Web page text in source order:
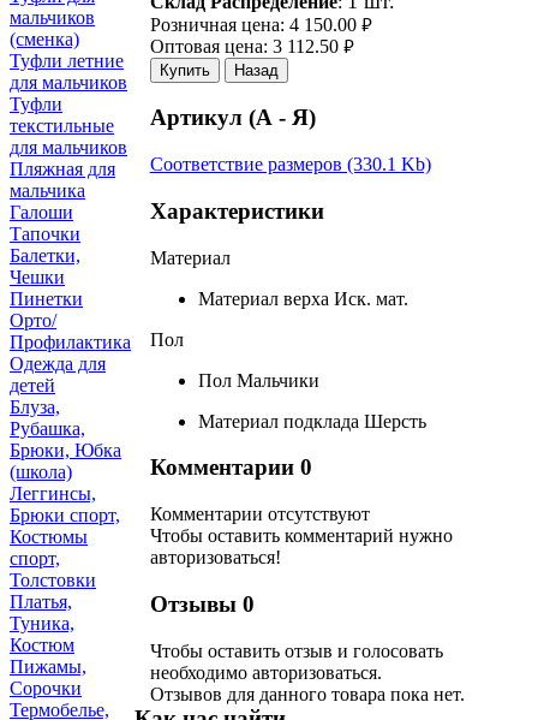
Розничная цена: 4 150.00 руб.
Оптовая цена: 3 112.50 руб.
Купить Назад
Артикул (А - Я)
Соответствие размеров (330.1 Kb)
Характеристики
Материал
Материал верха Иск. мат.
Пол
Пол Мальчики
Материал подклада Шерсть
Комментарии 0
Комментарии отсутствуют
Чтобы оставить комментарий нужно
авторизоваться!
Отзывы 0
Чтобы оcтавить отзыв и голосовать
необходимо авторизоваться.
Отзывов для данного товара пока нет.
мальчиков
(сменка)
Туфли летние
для мальчиков
Туфли
текстильные
для мальчиков
Пляжная для
мальчика
Галоши
Тапочки
Балетки,
Чешки
Пинетки
Орто/
Профилактика
Одежда для
детей
Блуза,
Рубашка,
Брюки, Юбка
(школа)
Леггинсы,
Брюки спорт,
Костюмы
спорт,
Толстовки
Платья,
Туника,
Костюм
Пижамы,
Сорочки
Термобелье,